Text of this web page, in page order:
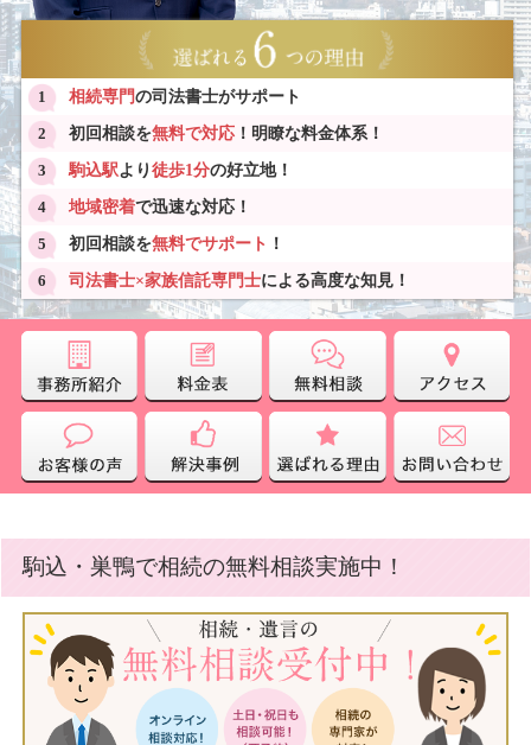
相続専門の司法書士がサポート
初回相談を無料で対応 ！明瞭な料金体系！
駒込駅 より徒歩1分の好立地！
地域密着で迅速な対応！
初回相談を無料でサポート ！
司法書士×家族信託専門士による高度な知見！
駒込・巣鴨で相続の無料相談実施中！